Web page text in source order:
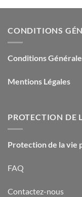
CONDITIONS
Conditions
Mentions Légales
PROTECTION DE
Protection de la vie
FAQ
Contactez-nous